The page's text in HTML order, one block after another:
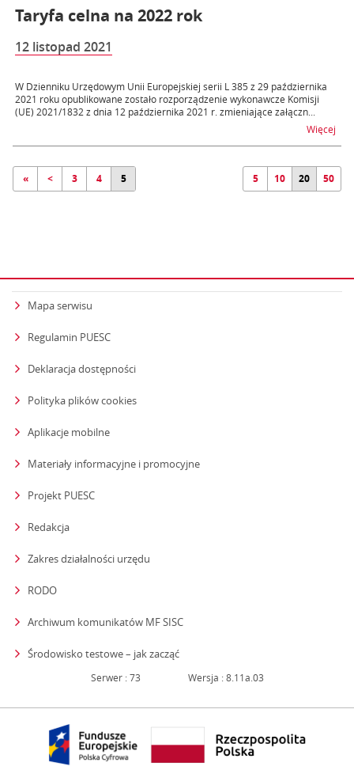
Taryfa celna na 2022 rok
12 listopad 2021
W Dzienniku Urzędowym Unii Europejskiej serii L 385 z 29 października
2021 roku opublikowane zostało rozporządzenie wykonawcze Komisji
(UE) 2021/1832 z dnia 12 października 2021 r. zmieniające załączn...
Więcej
« < 3 4 5 5 10 20 50
Mapa serwisu
Regulamin PUESC
Deklaracja dostępności
Polityka plików cookies
Aplikacje mobilne
Materiały informacyjne i promocyjne
Projekt PUESC
Redakcja
Zakres działalności urzędu
RODO
Archiwum komunikatów MF SISC
Środowisko testowe – jak zacząćstrona otwiera się w nowym oknie
Serwer : 73 Wersja : 8.11a.03